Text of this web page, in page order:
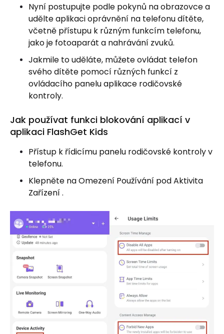
Nyní postupujte podle pokynů na obrazovce a
udělte aplikaci oprávnění na telefonu dítěte,
včetně přístupu k různým funkcím telefonu,
jako je fotoaparát a nahrávání zvuků.
Jakmile to uděláte, můžete ovládat telefon
svého dítěte pomocí různých funkcí z
ovládacího panelu aplikace rodičovské
kontroly.
Jak používat funkci blokování aplikací v
aplikaci FlashGet Kids
Přístup k řídicímu panelu rodičovské kontroly v
telefonu.
Klepněte na Omezení Používání pod Aktivita
Zařízení .